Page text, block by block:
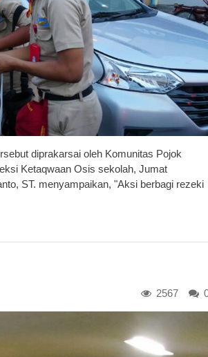
diprakarsai oleh Komunitas Pojok
Ketaqwaan Osis sekolah, Jumat
ST. menyampaikan, "Aksi berbagi rezeki
2567